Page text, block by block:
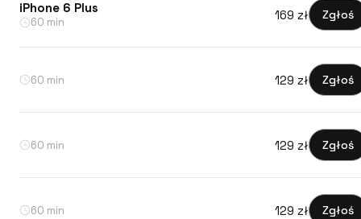
iPhone 6 Plus
60 min 169 zł Zgłoś
60 min 129 zł Zgłoś
60 min 129 zł Zgłoś
60 min 129 zł Zgłoś